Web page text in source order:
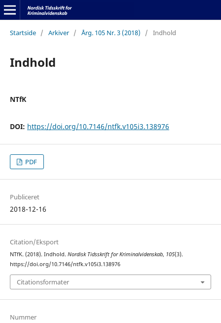
Startside / Arkiver / Årg. 105 Nr. 3 (2018) / Indhold
Indhold
NTfK
DOI: https://doi.org/10.7146/ntfk.v105i3.138976
PDF
Publiceret
2018-12-16
Citation/Eksport
NTfK. (2018). Indhold. Nordisk Tidsskrift for Kriminalvidenskab, 105(3).
https://doi.org/10.7146/ntfk.v105i3.138976
Citationsformater
Nummer